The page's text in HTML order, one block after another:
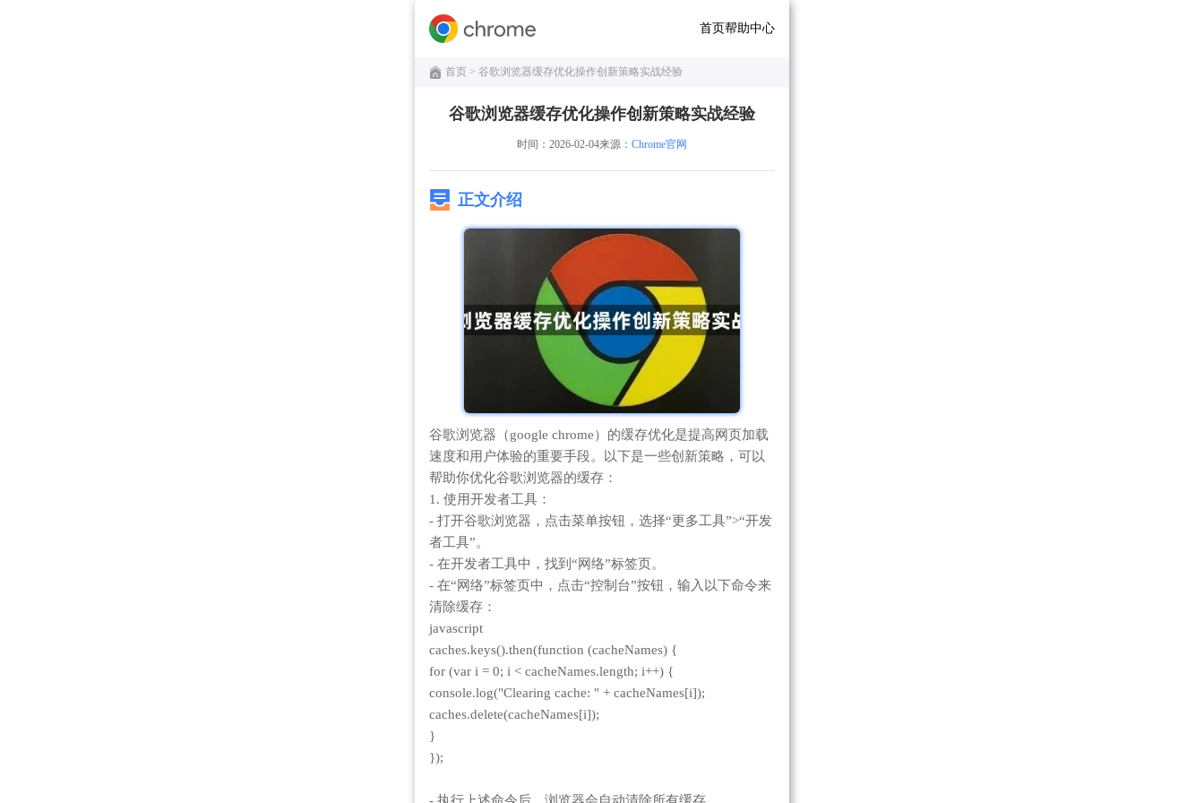
首页帮助中心
首页 > 谷歌浏览器缓存优化操作创新策略实战经验
谷歌浏览器缓存优化操作创新策略实战经验
时间：2026-02-04来源： Chrome官网
正文介绍
谷歌浏览器（google chrome）的缓存优化是提高网页加载
速度和用户体验的重要手段。以下是一些创新策略，可以
帮助你优化谷歌浏览器的缓存：
1. 使用开发者工具：
- 打开谷歌浏览器，点击菜单按钮，选择“更多工具”>“开发
者工具”。
- 在开发者工具中，找到“网络”标签页。
- 在“网络”标签页中，点击“控制台”按钮，输入以下命令来
清除缓存：
javascript
caches.keys().then(function (cacheNames) {
for (var i = 0; i < cacheNames.length; i++) {
console.log("Clearing cache: " + cacheNames[i]);
caches.delete(cacheNames[i]);
}
});